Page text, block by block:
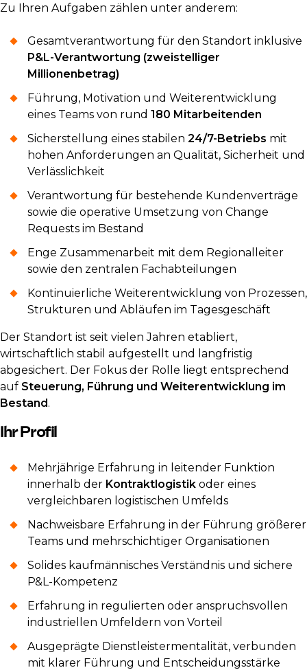
Zu Ihren Aufgaben zählen unter anderem:
Gesamtverantwortung für den Standort inklusive
P&L-Verantwortung (zweistelliger
Millionenbetrag)
Führung, Motivation und Weiterentwicklung
eines Teams von rund 180 Mitarbeitenden
Sicherstellung eines stabilen 24/7-Betriebs mit
hohen Anforderungen an Qualität, Sicherheit und
Verlässlichkeit
Verantwortung für bestehende Kundenverträge
sowie die operative Umsetzung von Change
Requests im Bestand
Enge Zusammenarbeit mit dem Regionalleiter
sowie den zentralen Fachabteilungen
Kontinuierliche Weiterentwicklung von Prozessen,
Strukturen und Abläufen im Tagesgeschäft
Der Standort ist seit vielen Jahren etabliert,
wirtschaftlich stabil aufgestellt und langfristig
abgesichert. Der Fokus der Rolle liegt entsprechend
auf Steuerung, Führung und Weiterentwicklung im
Bestand.
Ihr Profil
Mehrjährige Erfahrung in leitender Funktion
innerhalb der Kontraktlogistik oder eines
vergleichbaren logistischen Umfelds
Nachweisbare Erfahrung in der Führung größerer
Teams und mehrschichtiger Organisationen
Solides kaufmännisches Verständnis und sichere
P&L-Kompetenz
Erfahrung in regulierten oder anspruchsvollen
industriellen Umfeldern von Vorteil
Ausgeprägte Dienstleistermentalität, verbunden
mit klarer Führung und Entscheidungsstärke